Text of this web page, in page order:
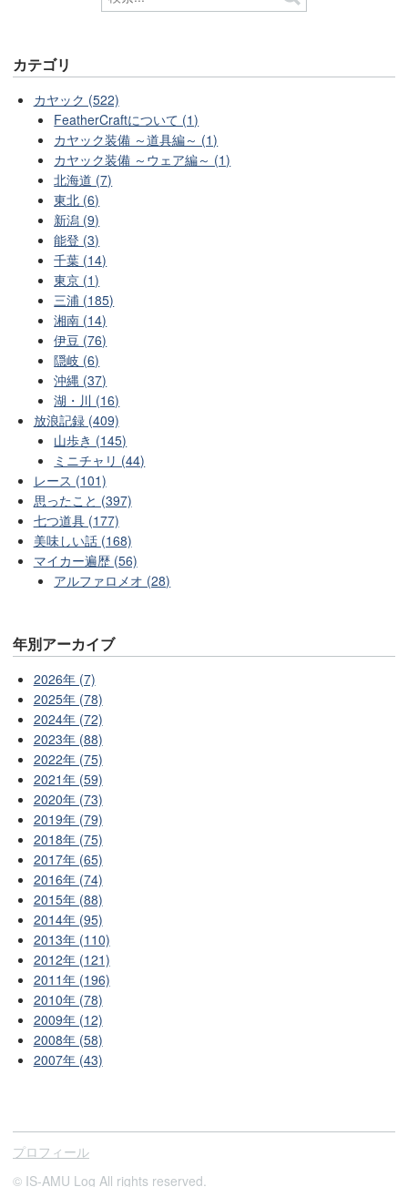
カテゴリ
カヤック (522)
FeatherCraftについて (1)
カヤック装備 ～道具編～ (1)
カヤック装備 ～ウェア編～ (1)
北海道 (7)
東北 (6)
新潟 (9)
能登 (3)
千葉 (14)
東京 (1)
三浦 (185)
湘南 (14)
伊豆 (76)
隠岐 (6)
沖縄 (37)
湖・川 (16)
放浪記録 (409)
山歩き (145)
ミニチャリ (44)
レース (101)
思ったこと (397)
七つ道具 (177)
美味しい話 (168)
マイカー遍歴 (56)
アルファロメオ (28)
年別アーカイブ
2026年 (7)
2025年 (78)
2024年 (72)
2023年 (88)
2022年 (75)
2021年 (59)
2020年 (73)
2019年 (79)
2018年 (75)
2017年 (65)
2016年 (74)
2015年 (88)
2014年 (95)
2013年 (110)
2012年 (121)
2011年 (196)
2010年 (78)
2009年 (12)
2008年 (58)
2007年 (43)
プロフィール
© IS-AMU Log All rights reserved.